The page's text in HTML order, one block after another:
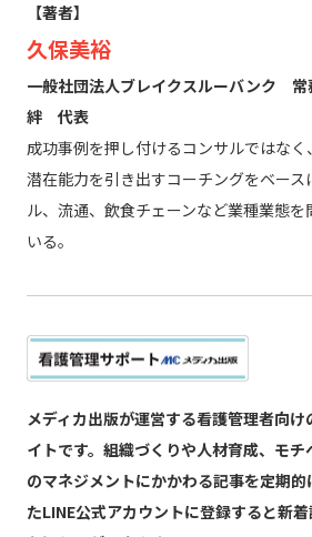
【著者】
久保美裕
一般社団法人ブレイクスルーバンク 常
絆 代表
成功事例を押し付けるコンサルではなく
潜在能力を引き出すコーチングをベース
ル、流通、飲食チェーンなど業種業態
いる。
メディカ出版が運営する看護管理者向
イトです。組織づくりや人材育成、モ
のマネジメントにかかわる記事を定期的
たLINE公式アカウントに登録すると新